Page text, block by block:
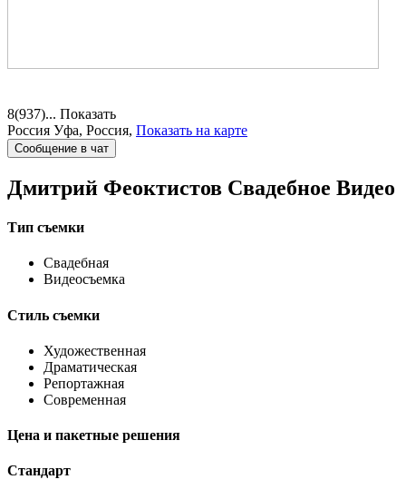
8(937)... Показать
Россия Уфа, Россия, Показать на карте
Сообщение в чат
Дмитрий Феоктистов Свадебное Видео
Тип съемки
Свадебная
Видеосъемка
Стиль съемки
Художественная
Драматическая
Репортажная
Современная
Цена и пакетные решения
Стандарт